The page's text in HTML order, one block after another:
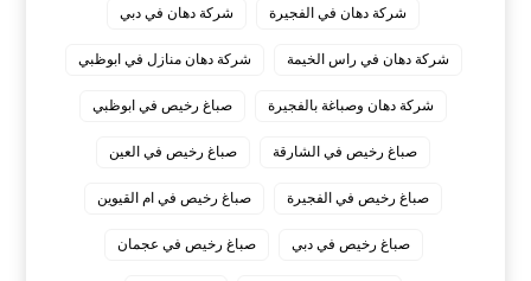
شركة دهان في الفجيرة شركة دهان في دبي
شركة دهان في راس الخيمة شركة دهان منازل في ابوظبي
شركة دهان وصباغة بالفجيرة صباغ رخيص في ابوظبي
صباغ رخيص في الشارقة صباغ رخيص في العين
صباغ رخيص في الفجيرة صباغ رخيص في ام القيوين
صباغ رخيص في دبي صباغ رخيص في عجمان